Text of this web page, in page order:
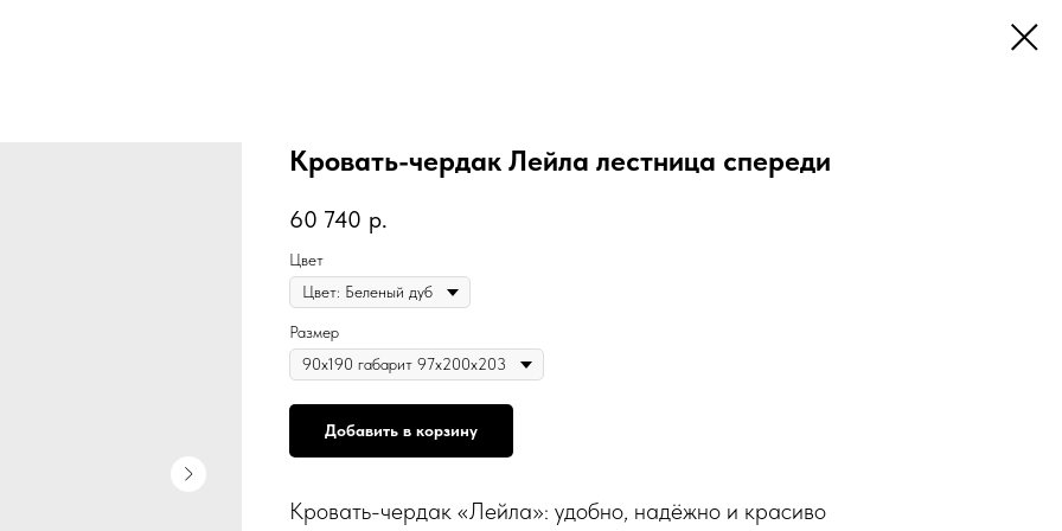
Кровать-чердак Лейла лестница спереди
60 740 р.
Цвет
Размер
Добавить в корзину
Кровать-чердак «Лейла»: удобно, надёжно и красиво